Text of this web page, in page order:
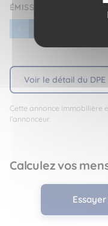
ÉMISSION DE GAZ À
A
Voir le détail du DPE
Cette annonce immobilière
l’annonceur.
Calculez vos